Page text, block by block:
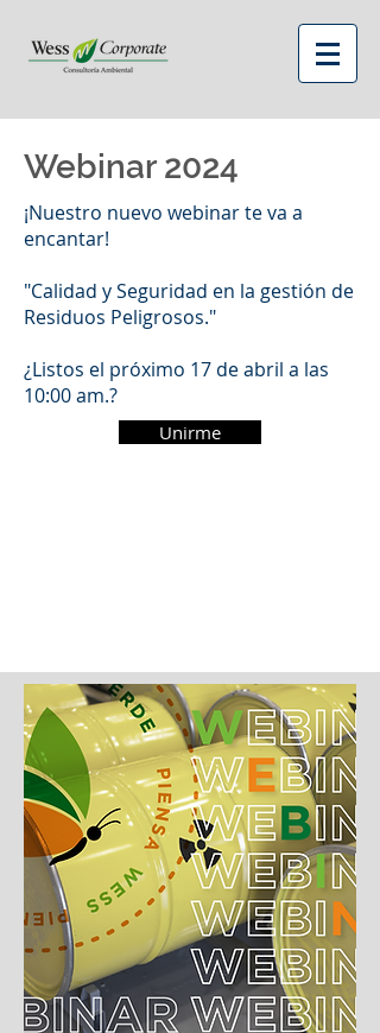
Webinar 2024
¡Nuestro nuevo webinar te va a
encantar!
"Calidad y Seguridad en la gestión de
Residuos Peligrosos."
¿Listos el próximo 17 de abril a las
10:00 am.?
Unirme